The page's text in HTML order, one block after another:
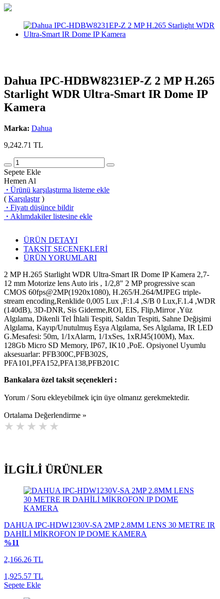
Dahua IPC-HDBW8231EP-Z 2 MP H.265
Starlight WDR Ultra-Smart IR Dome IP
Kamera
Marka: Dahua
9,242.71 TL
Sepete Ekle
Hemen Al
· Ürünü karşılaştırma listeme ekle
( Karşılaştır)
· Fiyatı düşünce bildir
· Aklımdakiler listesine ekle
ÜRÜN DETAYI
TAKSİT SEÇENEKLERİ
ÜRÜN YORUMLARI
2 MP H.265 Starlight WDR Ultra-Smart IR Dome IP Kamera 2,7-
12 mm Motorize lens Auto iris , 1/2,8" 2 MP progressive scan
CMOS 60fps@2MP(1920x1080), H.265/H.264/MJPEG triple-
stream encoding,Renklide 0,005 Lux ,F:1.4 ,S/B 0 Lux,F.1.4 ,WDR
(140dB), 3D-DNR, Sis Giderme,ROI, EIS, Flip,Mirror ,Yüz
Algılama, Dikenli Tel İhlali Tespiti, Saldırı Tespiti, Sahne Değişimi
Algılama, Kayıp/Unutulmuş Eşya Algılama, Ses Algılama, IR LED
G.Mesafesi: 50m, 1/1xAlarm, 1/1xSes, 1xRJ45(100M), Max.
128Gb Micro SD Memory, IP67, IK10 ,PoE. Opsiyonel Uyumlu
aksesuarlar: PFB300C,PFB302S,
PFA101,PFA152,PFA138,PFB201C
Bankalara özel taksit seçenekleri :
Yorum / Soru ekleyebilmek için üye olmanız gerekmektedir.
Ortalama Değerlendirme »
İLGİLİ ÜRÜNLER
DAHUA IPC-HDW1230V-SA 2MP 2.8MM LENS 30 METRE IR
DAHİLİ MİKROFON IP DOME KAMERA
%11
2,166.26 TL
1,925.57 TL
Sepete Ekle